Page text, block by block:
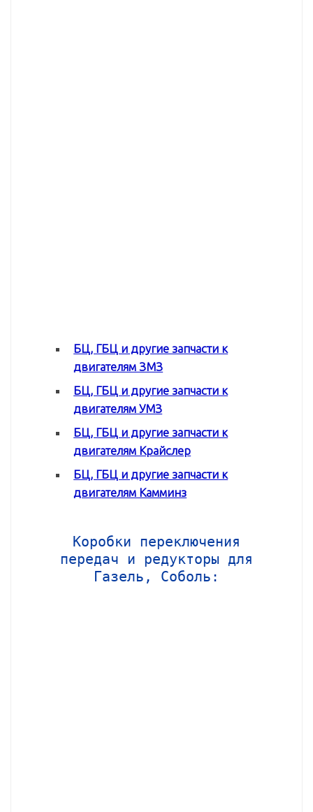
БЦ, ГБЦ и другие запчасти к
двигателям ЗМЗ
БЦ, ГБЦ и другие запчасти к
двигателям УМЗ
БЦ, ГБЦ и другие запчасти к
двигателям Крайслер
БЦ, ГБЦ и другие запчасти к
двигателям Камминз
Коробки переключения
передач и редукторы для
Газель, Соболь: